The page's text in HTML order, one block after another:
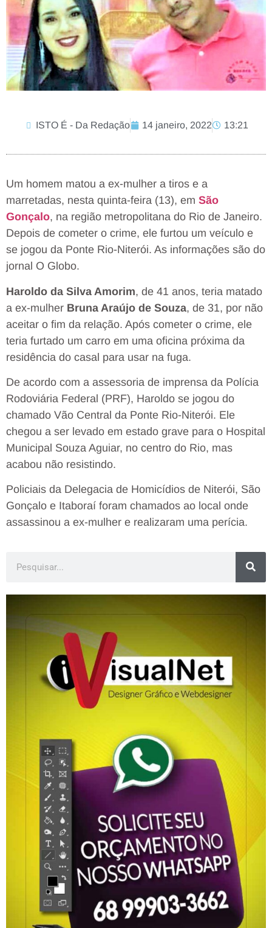
ISTO É - Da Redação 14 janeiro, 2022 13:21
Um homem matou a ex-mulher a tiros e a
marretadas, nesta quinta-feira (13), em São
Gonçalo, na região metropolitana do Rio de Janeiro.
Depois de cometer o crime, ele furtou um veículo e
se jogou da Ponte Rio-Niterói. As informações são do
jornal O Globo.
Haroldo da Silva Amorim, de 41 anos, teria matado
a ex-mulher Bruna Araújo de Souza, de 31, por não
aceitar o fim da relação. Após cometer o crime, ele
teria furtado um carro em uma oficina próxima da
residência do casal para usar na fuga.
De acordo com a assessoria de imprensa da Polícia
Rodoviária Federal (PRF), Haroldo se jogou do
chamado Vão Central da Ponte Rio-Niterói. Ele
chegou a ser levado em estado grave para o Hospital
Municipal Souza Aguiar, no centro do Rio, mas
acabou não resistindo.
Policiais da Delegacia de Homicídios de Niterói, São
Gonçalo e Itaboraí foram chamados ao local onde
assassinou a ex-mulher e realizaram uma perícia.